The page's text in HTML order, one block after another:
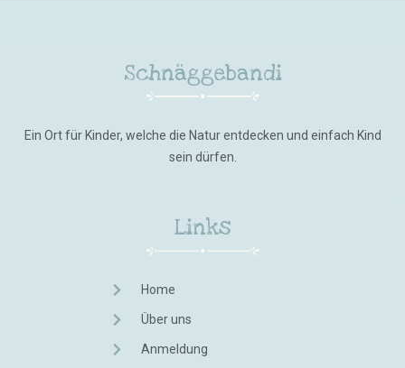
Schnäggebandi
Ein Ort für Kinder, welche die Natur entdecken und einfach Kind
sein dürfen.
Links
Home
Über uns
Anmeldung